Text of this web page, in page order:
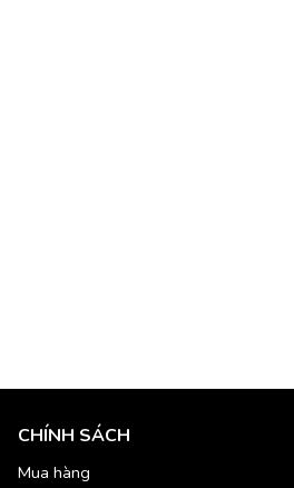
CHÍNH SÁCH
Mua hàng